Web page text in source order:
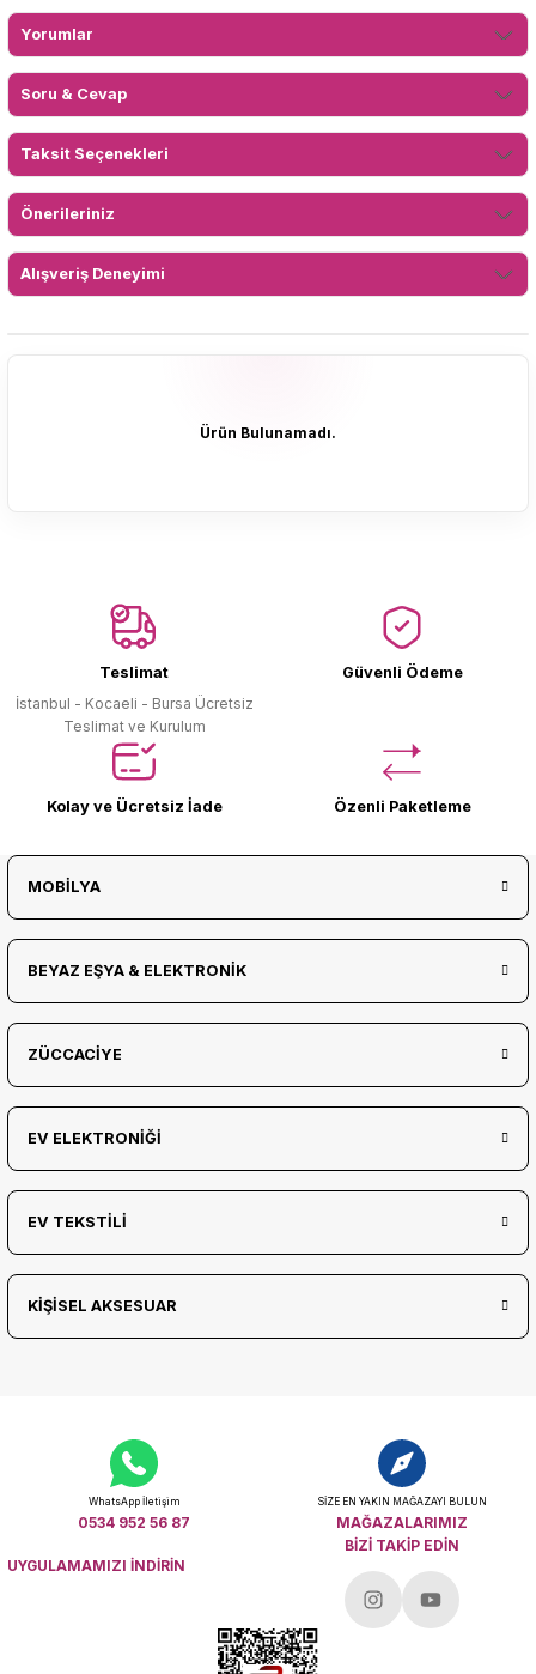
Yorumlar
Soru & Cevap
Taksit Seçenekleri
Önerileriniz
Alışveriş Deneyimi
Ürün Bulunamadı.
Teslimat
İstanbul - Kocaeli - Bursa Ücretsiz
Teslimat ve Kurulum
Güvenli Ödeme
Kolay ve Ücretsiz İade Özenli Paketleme
MOBİLYA
BEYAZ EŞYA & ELEKTRONİK
ZÜCCACİYE
EV ELEKTRONİĞİ
EV TEKSTİLİ
KİŞİSEL AKSESUAR
WhatsApp İletişim
0534 952 56 87
SİZE EN YAKIN MAĞAZAYI BULUN
MAĞAZALARIMIZ
UYGULAMAMIZI İNDİRİN
BİZİ TAKİP EDİN